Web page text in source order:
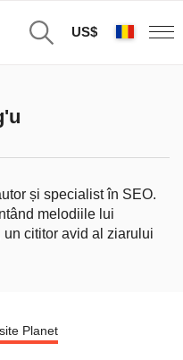
US$
și specialist în SEO.
melodiile lui
un cititor avid al ziarului
Planet